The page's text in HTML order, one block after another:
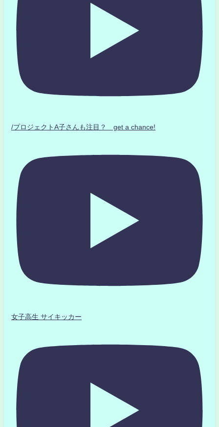
/プロジェクトA子さんも注目？ get a chance!
女子高生 サイキッカー